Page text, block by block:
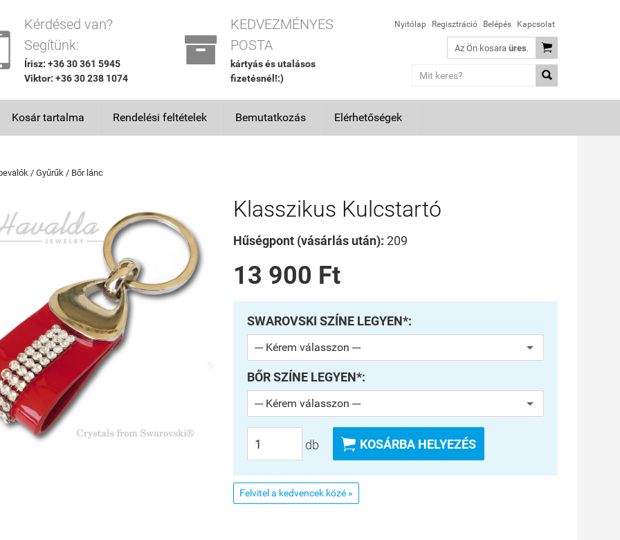
Kérdésed van?
Segítünk:
Írisz: +36 30 361 5945
Viktor: +36 30 238 1074

KEDVEZMÉNYES
POSTA
kártyás és utalásos
fizetésnél!:)
Nyitólap Regisztráció Belépés Kapcsolat
Az Ön kosara üres.


Kosár tartalma Rendelési feltételek Bemutatkozás Elérhetőségek
/ Gyűrűk / Bőr lánc
Klasszikus Kulcstartó
Hűségpont (vásárlás után): 209
13 900 Ft
SWAROVSKI SZÍNE LEGYEN*:
BŐR SZÍNE LEGYEN*:
db  KOSÁRBA HELYEZÉS
Felvitel a kedvencek közé »